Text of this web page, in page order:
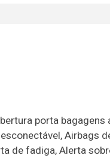
porta
Airbags
de fadiga, Alerta